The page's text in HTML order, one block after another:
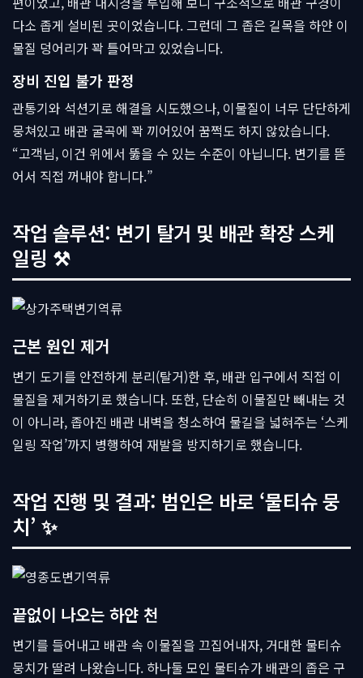
다소 좁게 설비된 곳이었습니다. 그런데 그 좁은 길목을 하얀 이
물질 덩어리가 꽉 틀어막고 있었습니다.
장비 진입 불가 판정
관통기와 석션기로 해결을 시도했으나, 이물질이 너무 단단하게
뭉쳐있고 배관 굴곡에 꽉 끼어있어 꿈쩍도 하지 않았습니다.
“고객님, 이건 위에서 뚫을 수 있는 수준이 아닙니다. 변기를 뜯
어서 직접 꺼내야 합니다.”
작업 솔루션: 변기 탈거 및 배관 확장 스케
일링 ⚒
근본 원인 제거
변기 도기를 안전하게 분리(탈거)한 후, 배관 입구에서 직접 이
물질을 제거하기로 했습니다. 또한, 단순히 이물질만 빼내는 것
이 아니라, 좁아진 배관 내벽을 청소하여 물길을 넓혀주는 ‘스케
일링 작업’까지 병행하여 재발을 방지하기로 했습니다.
작업 진행 및 결과: 범인은 바로 ‘물티슈 뭉
치’ ✨
끝없이 나오는 하얀 천
변기를 들어내고 배관 속 이물질을 끄집어내자, 거대한 물티슈
뭉치가 딸려 나왔습니다. 하나둘 모인 물티슈가 배관의 좁은 구